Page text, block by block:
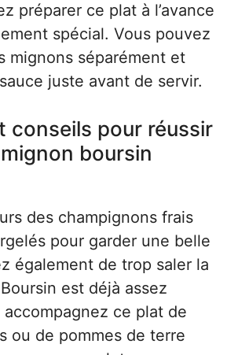
préparer ce plat à l’avance
spécial. Vous pouvez
mignons séparément et
juste avant de servir.
conseils pour réussir
boursin
des champignons frais
pour garder une belle
également de trop saler la
est déjà assez
ce plat de
ou de pommes de terre